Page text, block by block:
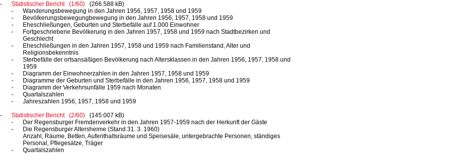
Statistischer Bericht (1/60)
(266.588 kB)
Wanderungsbewegung in den Jahren 1956, 1957, 1958 und 1959
Bevölkerungsbewegungbewegung in den Jahren 1956, 1957, 1958 und 1959
Eheschließungen, Geburten und Sterbefälle auf 1.000 Einwohner
Fortgeschriebene Bevölkerung in den Jahren 1957, 1958 und 1959 nach Stadtbezirken und
Geschlecht
Eheschließungen in den Jahren 1957, 1958 und 1959 nach Familienstand, Alter und
Religionsbekenntnis
Sterbefälle der ortsansäßigen Bevölkerung nach Altersklassen in den Jahren 1956, 1957, 1958 und
1959
Diagramm der Einwohnerzahlen in den Jahren 1957, 1958 und 1959
Diagramme der Geburten und Sterbefälle in den Jahren 1956, 1957, 1958 und 1959
Diagramm der Verkehrsunfälle 1959 nach Monaten
Quartalszahlen
Jahreszahlen 1956, 1957, 1958 und 1959
Statistischer Bericht (2/60)
(145.007 kB)
Der Regensburger Fremdenverkehr in den Jahren 1957-1959 nach der Herkunft der Gäste
Die Regensburger Altersheime (Stand 31. 3. 1960)
Anzahl, Räume, Betten, Aufenthaltsräume und Speisesäle, untergebrachte Personen, ständiges
Personal, Pflegesätze, Träger
Quartalszahlen